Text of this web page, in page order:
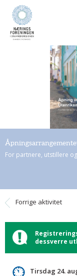
For partnere, utstillere
Forrige aktivitet
dessverre
Tirsdag 24.